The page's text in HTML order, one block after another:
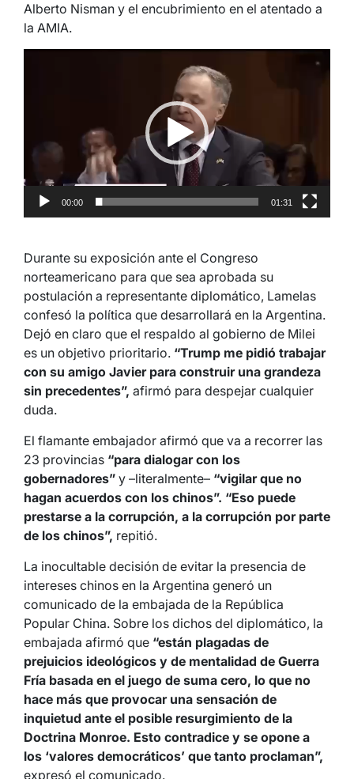
Alberto Nisman y el encubrimiento en el atentado a
la AMIA.
00:00 01:31
Durante su exposición ante el Congreso
norteamericano para que sea aprobada su
postulación a representante diplomático, Lamelas
confesó la política que desarrollará en la Argentina.
Dejó en claro que el respaldo al gobierno de Milei
es un objetivo prioritario. “Trump me pidió trabajar
con su amigo Javier para construir una grandeza
sin precedentes”, afirmó para despejar cualquier
duda.
El flamante embajador afirmó que va a recorrer las
23 provincias “para dialogar con los
gobernadores” y –literalmente– “vigilar que no
hagan acuerdos con los chinos”. “Eso puede
prestarse a la corrupción, a la corrupción por parte
de los chinos”, repitió.
La inocultable decisión de evitar la presencia de
intereses chinos en la Argentina generó un
comunicado de la embajada de la República
Popular China. Sobre los dichos del diplomático, la
embajada afirmó que “están plagadas de
prejuicios ideológicos y de mentalidad de Guerra
Fría basada en el juego de suma cero, lo que no
hace más que provocar una sensación de
inquietud ante el posible resurgimiento de la
Doctrina Monroe. Esto contradice y se opone a
los ‘valores democráticos’ que tanto proclaman”,
expresó el comunicado.